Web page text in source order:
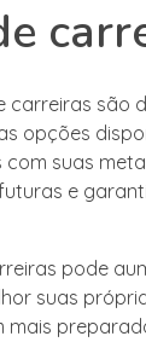
são
opções
suas
e
pode
suas
mais